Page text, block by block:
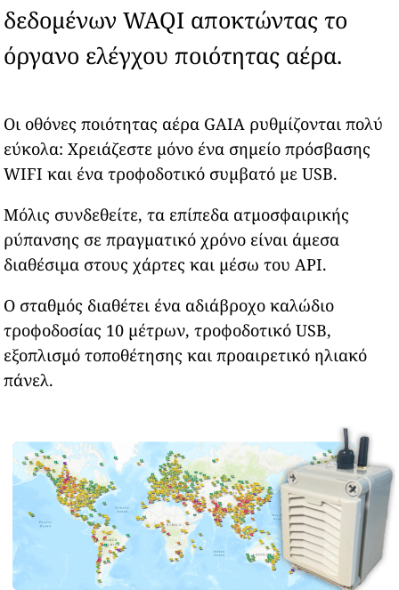
δεδομένων WAQI αποκτώντας το
όργανο ελέγχου ποιότητας αέρα.
Οι οθόνες ποιότητας αέρα GAIA ρυθμίζονται πολύ
εύκολα: Χρειάζεστε μόνο ένα σημείο πρόσβασης
WIFI και ένα τροφοδοτικό συμβατό με USB.
Μόλις συνδεθείτε, τα επίπεδα ατμοσφαιρικής
ρύπανσης σε πραγματικό χρόνο είναι άμεσα
διαθέσιμα στους χάρτες και μέσω του API.
Ο σταθμός διαθέτει ένα αδιάβροχο καλώδιο
τροφοδοσίας 10 μέτρων, τροφοδοτικό USB,
εξοπλισμό τοποθέτησης και προαιρετικό ηλιακό
πάνελ.